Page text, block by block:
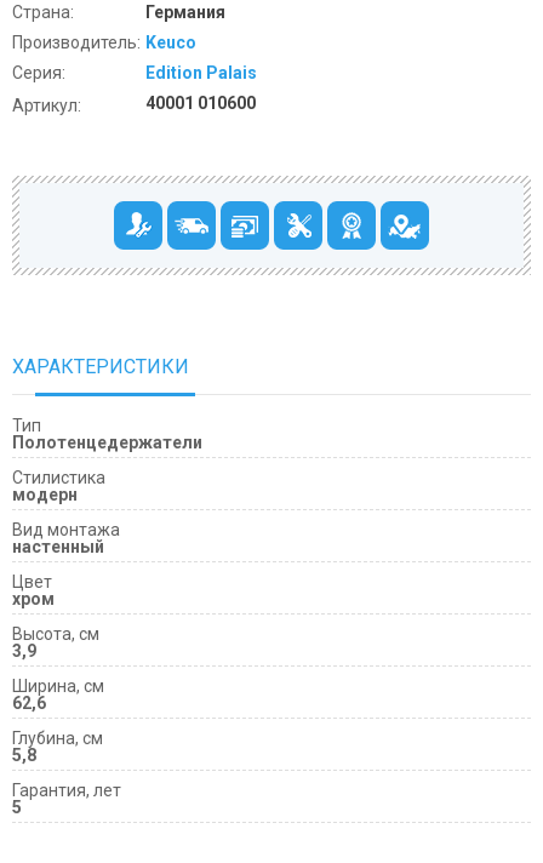
Страна:
Германия
Производитель: Keuco
Серия:
Edition Palais
Артикул:
40001 010600
ХАРАКТЕРИСТИКИ
Тип
Полотенцедержатели
Cтилистика
модерн
Вид монтажа
настенный
Цвет
хром
Высота, см
3,9
Ширина, см
62,6
Глубина, см
5,8
Гарантия, лет
5